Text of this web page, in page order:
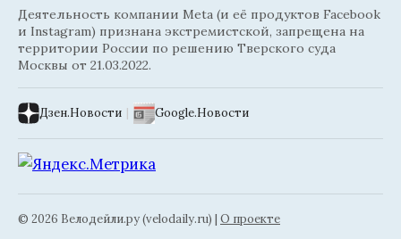
Деятельность компании Meta (и её продуктов Facebook
и Instagram) признана экстремистской, запрещена на
территории России по решению Тверского суда
Москвы от 21.03.2022.
Дзен.Новости | Google.Новости
© 2026 Велодейли.ру (velodaily.ru) | О проекте